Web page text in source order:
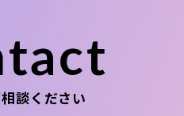
談ください